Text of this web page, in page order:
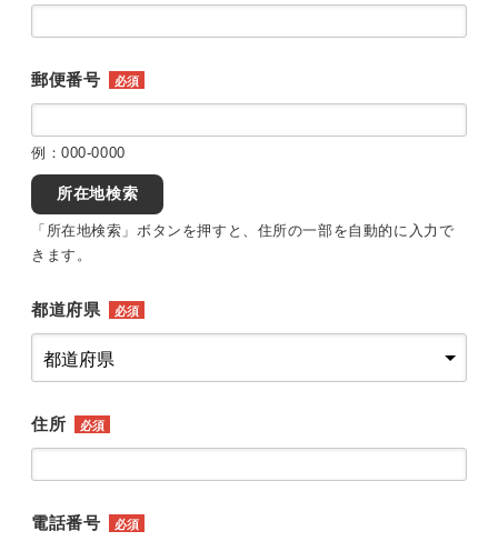
郵便番号 必須
例：000-0000
所在地検索
「所在地検索」ボタンを押すと、住所の一部を自動的に入力で
きます。
都道府県 必須
住所 必須
電話番号 必須